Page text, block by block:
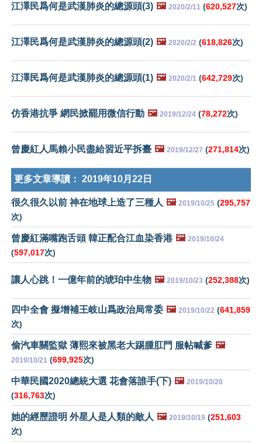
江澤民爲何是武漢肺炎的總源頭(3) 🖼️ 2020/2/11 (620,527次)
江澤民爲何是武漢肺炎的總源頭(2) 🖼️ 2020/2/2 (618,826次)
江澤民爲何是武漢肺炎的總源頭(1) 🖼️ 2020/2/1 (642,729次)
仿香港抗爭 網民掀罷用微信行動 🖼️ 2019/12/24 (78,272次)
曾慶紅人馬賴小民盡給習近平拆臺 🖼️ 2019/12/27 (271,814次)
更多文章導讀： 2019年10月22日
很久很久以前 神在地球上造了三種人 🖼️ 2019/10/25 (295,757
次)
曾慶紅滿嘴跑舌頭 韓正配合江血染香港 🖼️ 2019/10/24
(597,017次)
讓人心跳！一億年前的琥珀中生物 🖼️ 2019/10/23 (252,388次)
四中全會 擬增補王岐山爲政治局常委 🖼️ 2019/10/22 (641,859
次)
偷汽車關監獄 薄熙來被黑老大踢腫肛門 服帖喊爹 🖼️
2019/10/21 (699,925次)
中華民國2020總統大選 花會落誰手(下) 🖼️ 2019/10/20
(316,763次)
她的經歷證明 外星人是人類的敵人 🖼️ 2019/10/19 (251,603
次)